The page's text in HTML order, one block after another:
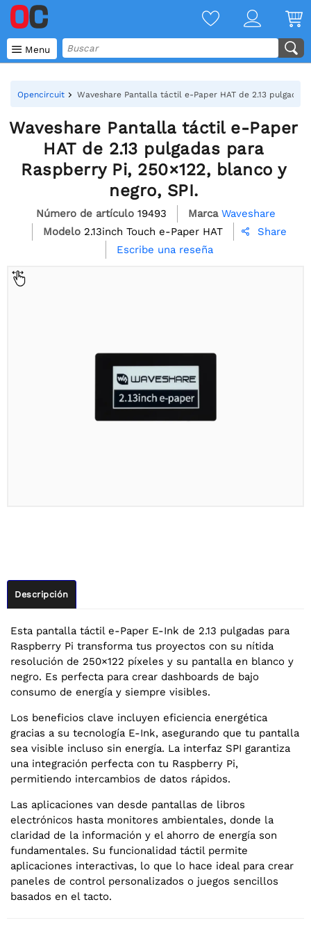
 Menu
Opencircuit Waveshare Pantalla táctil e-Paper HAT de 2.13 pulgadas
Waveshare Pantalla táctil e-Paper
HAT de 2.13 pulgadas para
Raspberry Pi, 250×122, blanco y
negro, SPI.
Número de artículo 19493 Marca Waveshare
Modelo 2.13inch Touch e-Paper HAT 
Share
Escribe una reseña
Descripción
Esta pantalla táctil e-Paper E-Ink de 2.13 pulgadas para
Raspberry Pi transforma tus proyectos con su nítida
resolución de 250×122 píxeles y su pantalla en blanco y
negro. Es perfecta para crear dashboards de bajo
consumo de energía y siempre visibles.
Los beneficios clave incluyen eficiencia energética
gracias a su tecnología E-Ink, asegurando que tu pantalla
sea visible incluso sin energía. La interfaz SPI garantiza
una integración perfecta con tu Raspberry Pi,
permitiendo intercambios de datos rápidos.
Las aplicaciones van desde pantallas de libros
electrónicos hasta monitores ambientales, donde la
claridad de la información y el ahorro de energía son
fundamentales. Su funcionalidad táctil permite
aplicaciones interactivas, lo que lo hace ideal para crear
paneles de control personalizados o juegos sencillos
basados en el tacto.